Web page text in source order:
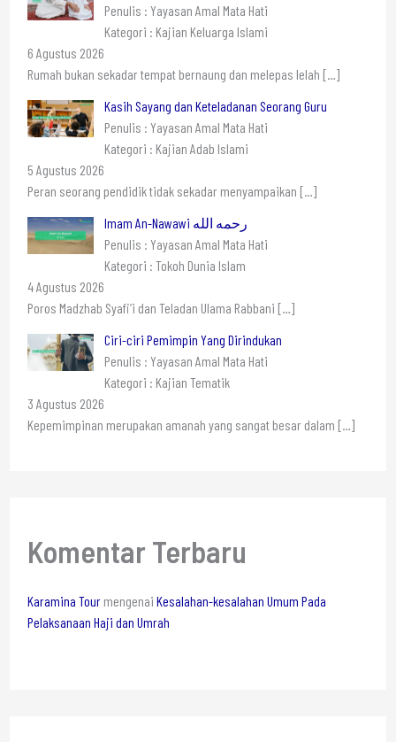
Penulis : Yayasan Amal Mata Hati
Kategori : Kajian Keluarga Islami
6 Agustus 2026
Rumah bukan sekadar tempat bernaung dan melepas lelah […]
Kasih Sayang dan Keteladanan Seorang Guru
Penulis : Yayasan Amal Mata Hati
Kategori : Kajian Adab Islami
5 Agustus 2026
Peran seorang pendidik tidak sekadar menyampaikan […]
Imam An-Nawawi رحمه الله
Penulis : Yayasan Amal Mata Hati
Kategori : Tokoh Dunia Islam
4 Agustus 2026
Poros Madzhab Syafi’i dan Teladan Ulama Rabbani […]
Ciri-ciri Pemimpin Yang Dirindukan
Penulis : Yayasan Amal Mata Hati
Kategori : Kajian Tematik
3 Agustus 2026
Kepemimpinan merupakan amanah yang sangat besar dalam […]
Komentar Terbaru
Karamina Tourmengenai Kesalahan-kesalahan Umum Pada
Pelaksanaan Haji dan Umrah